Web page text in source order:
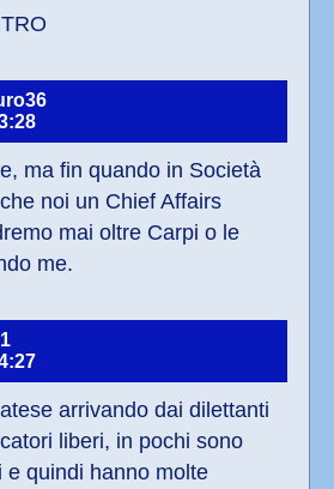
ma fin quando in Società
noi un Chief Affairs
mai oltre Carpi o le
me.
arrivando dai dilettanti
liberi, in pochi sono
e quindi hanno molte